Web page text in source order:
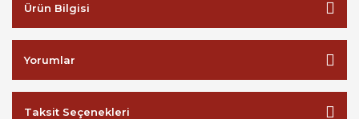
Ürün Bilgisi
Yorumlar
Taksit Seçenekleri